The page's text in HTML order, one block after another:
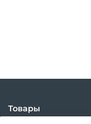
Товары